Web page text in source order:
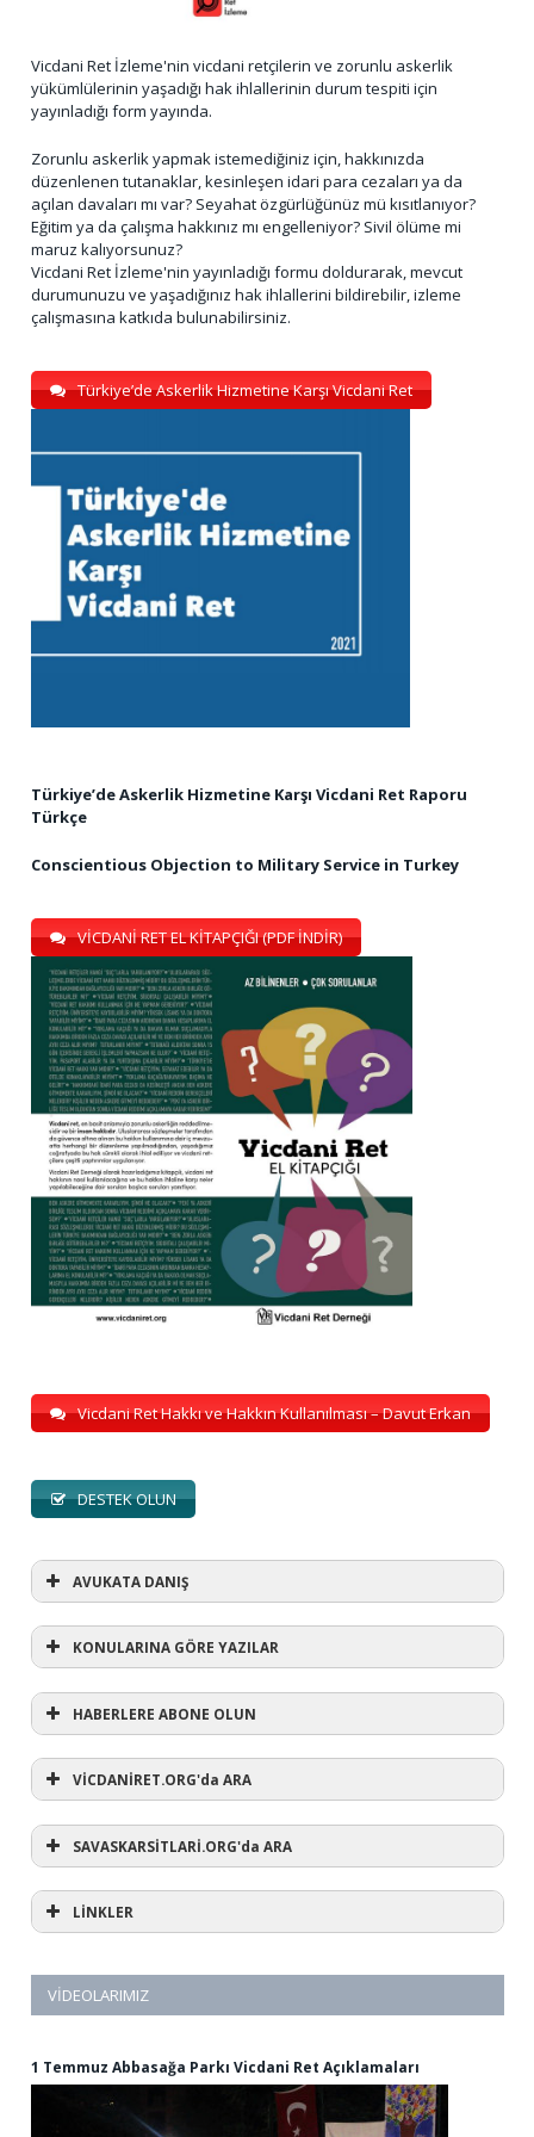
Vicdani Ret İzleme'nin vicdani retçilerin ve zorunlu askerlik
yükümlülerinin yaşadığı hak ihlallerinin durum tespiti için
yayınladığı form yayında.
Zorunlu askerlik yapmak istemediğiniz için, hakkınızda
düzenlenen tutanaklar, kesinleşen idari para cezaları ya da
açılan davaları mı var? Seyahat özgürlüğünüz mü kısıtlanıyor?
Eğitim ya da çalışma hakkınız mı engelleniyor? Sivil ölüme mi
maruz kalıyorsunuz?
Vicdani Ret İzleme'nin yayınladığı formu doldurarak, mevcut
durumunuzu ve yaşadığınız hak ihlallerini bildirebilir, izleme
çalışmasına katkıda bulunabilirsiniz.
Türkiye’de Askerlik Hizmetine Karşı Vicdani Ret
Türkiye’de Askerlik Hizmetine Karşı Vicdani Ret Raporu
Türkçe
Conscientious Objection to Military Service in Turkey
VİCDANİ RET EL KİTAPÇIĞI (PDF İNDİR)
Vicdani Ret Hakkı ve Hakkın Kullanılması – Davut Erkan
DESTEK OLUN
AVUKATA DANIŞ
AVUKATA DANIŞ
KONULARINA GÖRE YAZILAR
KONULARINA GÖRE YAZILAR
#refusewar(1)
'dur' ihtarı(3)
1 aralık(11)
1 eylül (12)
1. Dünya Savaşı(5)
12 eylül (3)
12 mart(1)
28 şubat(2)
HABERLERE ABONE OLUN
VİCDANİRET.ORG'da ARA
SAVASKARSİTLARİ.ORG'da ARA
LİNKLER
VİDEOLARIMIZ
1 Temmuz Abbasağa Parkı Vicdani Ret Açıklamaları